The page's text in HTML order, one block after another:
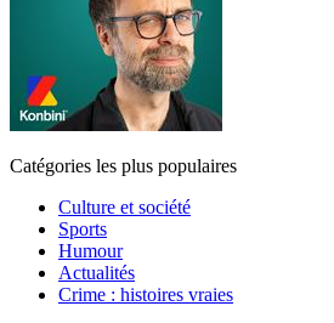
Catégories les plus populaires
Culture et société
Sports
Humour
Actualités
Crime : histoires vraies